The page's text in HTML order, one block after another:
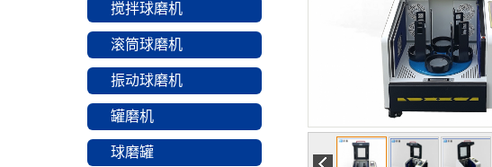
搅拌球磨机
滚筒球磨机
振动球磨机
罐磨机
球磨罐